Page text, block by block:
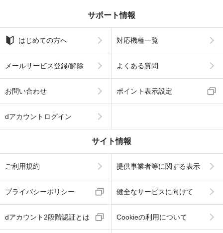
サポート情報
はじめての方へ 対応機種一覧
メールサービス登録/解除 よくある質問
お問い合わせ ポイント表示設定
dアカウントログイン
サイト情報
ご利用規約 提供事業者等に関する表示
プライバシーポリシー 健全なサービスに向けて
dアカウント2段階認証とは Cookieの利用について